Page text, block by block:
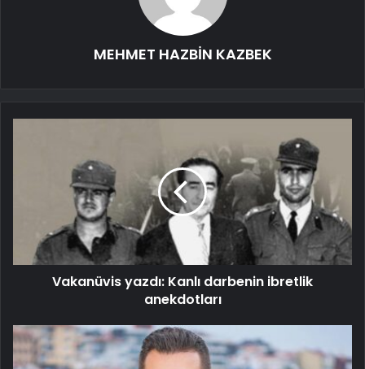
MEHMET HAZBİN KAZBEK
Vakanüvis yazdı: Kanlı darbenin ibretlik
anekdotları